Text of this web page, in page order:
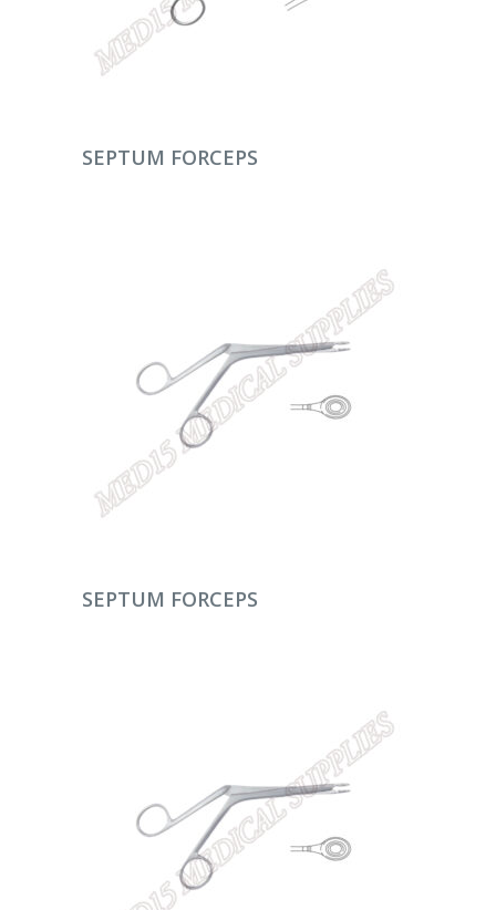
DEVAMINI OKU
SEPTUM FORCEPS
DEVAMINI OKU
SEPTUM FORCEPS